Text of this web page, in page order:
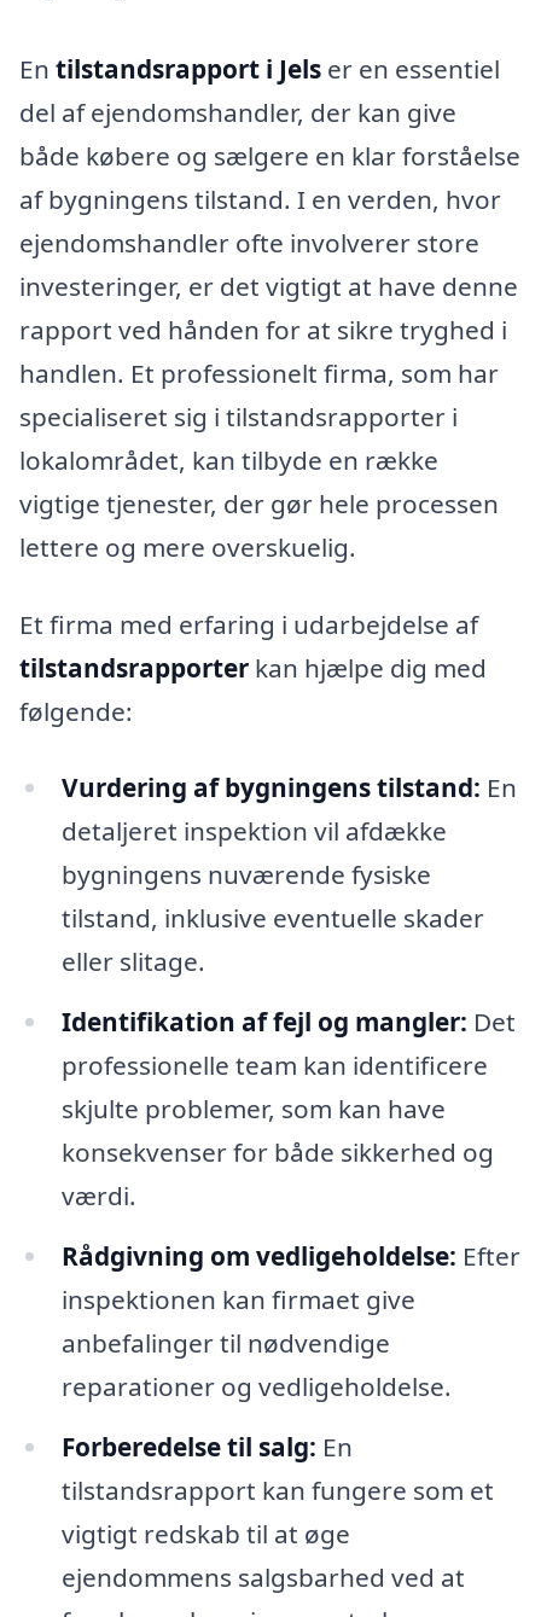
En tilstandsrapport i Jels er en essentiel
del af ejendomshandler, der kan give
både købere og sælgere en klar forståelse
af bygningens tilstand. I en verden, hvor
ejendomshandler ofte involverer store
investeringer, er det vigtigt at have denne
rapport ved hånden for at sikre tryghed i
handlen. Et professionelt firma, som har
specialiseret sig i tilstandsrapporter i
lokalområdet, kan tilbyde en række
vigtige tjenester, der gør hele processen
lettere og mere overskuelig.
Et firma med erfaring i udarbejdelse af
tilstandsrapporter kan hjælpe dig med
følgende:
Vurdering af bygningens tilstand: En
detaljeret inspektion vil afdække
bygningens nuværende fysiske
tilstand, inklusive eventuelle skader
eller slitage.
Identifikation af fejl og mangler: Det
professionelle team kan identificere
skjulte problemer, som kan have
konsekvenser for både sikkerhed og
værdi.
Rådgivning om vedligeholdelse: Efter
inspektionen kan firmaet give
anbefalinger til nødvendige
reparationer og vedligeholdelse.
Forberedelse til salg: En
tilstandsrapport kan fungere som et
vigtigt redskab til at øge
ejendommens salgsbarhed ved at